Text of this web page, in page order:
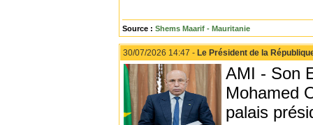
Source : Shems Maarif - Mauritanie
30/07/2026 14:47 - Le Président de la
AMI - Son
Mohamed
palais